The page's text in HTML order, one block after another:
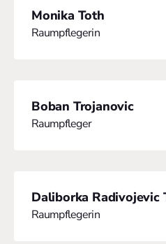
Monika Toth
Raumpflegerin
Boban Trojanovic
Raumpfleger
Daliborka Radivojevic
Raumpflegerin